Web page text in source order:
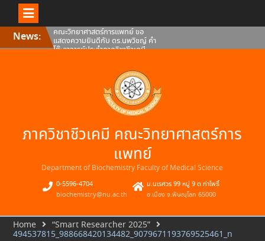
Skip
content
News: คณะวิทยาศาสตร์การแพทย์ ขอ
แสดงความยินดีกับ ดร.นพวิชญ์ คำ
โท๊ะอาจารย์ประจำภาควิชาชีวเคมี
คณะวิทยาศาสตร์การแพทย์
มหาวิทยาลัยนเรศวร ขอแสดงความ
ยินดีกับดร.ธเนศ สอนดา อาจารย์
ประจำภาควิชาชีวเคมี คณะ
วิทยาศาสตร์การแพทย์
แสดงความยินดีกับ ผศ.ดร.สมภพว์
พินิจ อาจารย์ประจำภาควิชาชีวเคมี
คณะวิทยาศาสตร์การแพทย์
ภาควิชาชีวเคมี คณะวิทยาศาสตร์การ
แพทย์
Department of Biochemistry Faculty of Medical Science
0-5596-4704
biochemistry@nu.ac.th
ม.นเรศวร 99 หมู่ 9 ต.ท่าโพธิ์
อ.เมือง จ.พิษณุโลก 65000
Home
“Smart Researcher 2025”
494537815_988668420134482_9079671193769525461_n